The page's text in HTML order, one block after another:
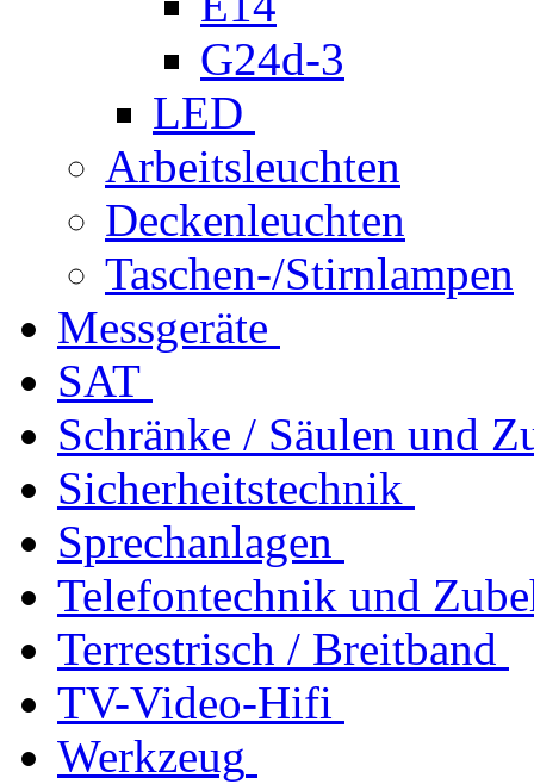
G24d-3
LED
Arbeitsleuchten
Deckenleuchten
Taschen-/Stirnlampen
Messgeräte
SAT
Schränke / Säulen und
Sicherheitstechnik
Sprechanlagen
Telefontechnik und
Terrestrisch / Breitband
TV-Video-Hifi
Werkzeug